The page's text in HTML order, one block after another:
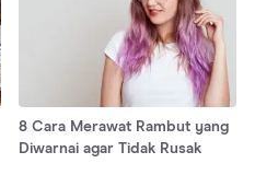
8 Cara Merawat Rambut yang
Diwarnai agar Tidak Rusak